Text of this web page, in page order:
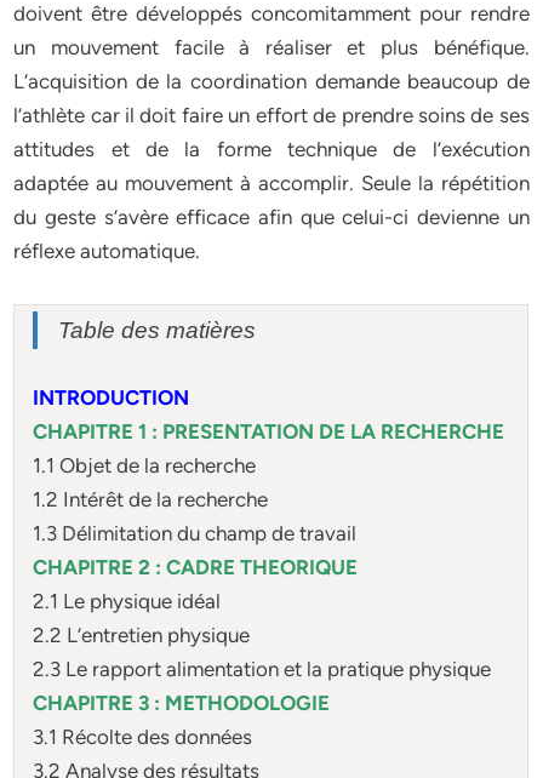
doivent être développés concomitamment pour rendre
un mouvement facile à réaliser et plus bénéfique.
L’acquisition de la coordination demande beaucoup de
l’athlète car il doit faire un effort de prendre soins de ses
attitudes et de la forme technique de l’exécution
adaptée au mouvement à accomplir. Seule la répétition
du geste s’avère efficace afin que celui-ci devienne un
réflexe automatique.
Table des matières
INTRODUCTION
CHAPITRE 1 : PRESENTATION DE LA RECHERCHE
1.1 Objet de la recherche
1.2 Intérêt de la recherche
1.3 Délimitation du champ de travail
CHAPITRE 2 : CADRE THEORIQUE
2.1 Le physique idéal
2.2 L’entretien physique
2.3 Le rapport alimentation et la pratique physique
CHAPITRE 3 : METHODOLOGIE
3.1 Récolte des données
3.2 Analyse des résultats